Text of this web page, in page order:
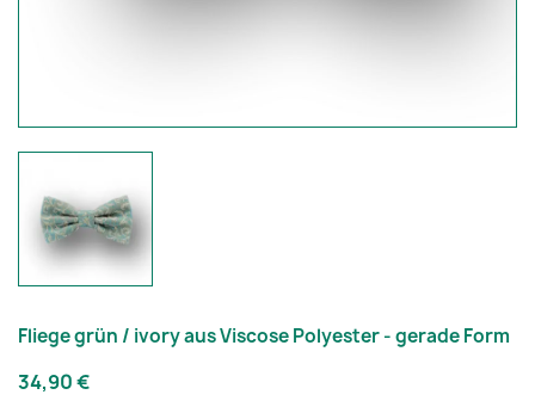
Fliege grün / ivory aus Viscose Polyester - gerade Form
34,90 €